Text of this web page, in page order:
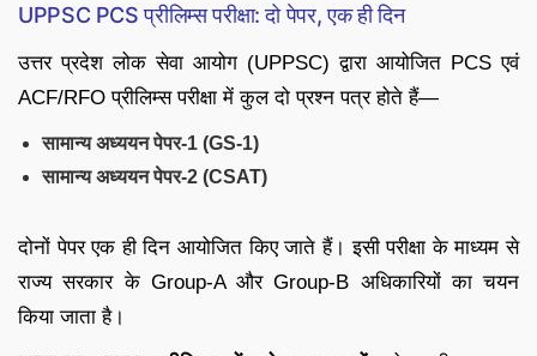
UPPSC PCS प्रीलिम्स परीक्षा: दो पेपर, एक ही दिन
उत्तर प्रदेश लोक सेवा आयोग (UPPSC) द्वारा आयोजित PCS एवं
ACF/RFO प्रीलिम्स परीक्षा में कुल दो प्रश्न पत्र होते हैं—
सामान्य अध्ययन पेपर-1 (GS-1)
सामान्य अध्ययन पेपर-2 (CSAT)
दोनों पेपर एक ही दिन आयोजित किए जाते हैं। इसी परीक्षा के माध्यम से
राज्य सरकार के Group-A और Group-B अधिकारियों का चयन
किया जाता है।